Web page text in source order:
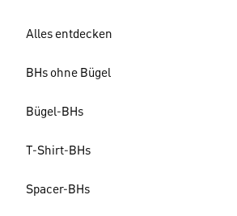
Alles entdecken
BHs ohne Bügel
Bügel-BHs
T-Shirt-BHs
Spacer-BHs